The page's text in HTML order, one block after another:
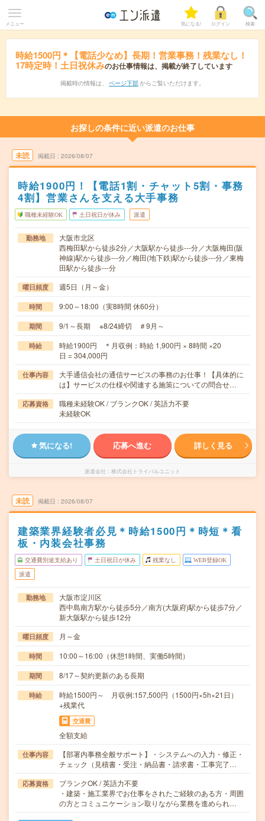
メニュー 気になる! ログイン 検索
時給1500円＊【電話少なめ】長期！営業事務！残業なし！
17時定時！土日祝休みのお仕事情報は、掲載が終了しています
掲載時の情報は、 ページ下部 からご覧いただけます。
お探しの条件に近い派遣のお仕事
未読 掲載日 2026/08/07
時給1900円！【電話1割・チャット5割・事務
4割】営業さんを支える大手事務
職種未経験OK 土日祝日が休み 派遣
勤務地
大阪市北区
西梅田駅から徒歩2分／大阪駅から徒歩---分／大阪梅田(阪
神線)駅から徒歩---分／梅田(地下鉄)駅から徒歩---分／東梅
田駅から徒歩---分
曜日頻度 週5日（月～金）
時間 9:00～18:00（実8時間 休60分）
期間 9/1～長期 ※8/24締切 ＃9月～
時給
時給1900円 ＊月収例：時給 1,900円 × 8時間 ×20
日 = 304,000円
仕事内容
大手通信会社の通信サービスの事務のお仕事！【具体的に
は】サービスの仕様や関連する施策についての問合せ…
応募資格
職種未経験OK / ブランクOK / 英語力不要
未経験OK
気になる! 応募へ進む 詳しく見る
派遣会社 株式会社トライバルユニット
未読 掲載日 2026/08/07
建築業界経験者必見＊時給1500円＊時短＊看
板・内装会社事務
交通費別途支給あり 土日祝日が休み 残業なし WEB登録OK
派遣
勤務地
大阪市淀川区
西中島南方駅から徒歩5分／南方(大阪府)駅から徒歩7分／
新大阪駅から徒歩12分
曜日頻度 月～金
時間 10:00～16:00（休憩1時間、実働5時間）
期間 8/17～契約更新のある長期
時給
時給1500円～ 月収例:157,500円（1500円×5h×21日）
+残業代
交通費
全額支給
仕事内容
【部署内事務全般サポート】・システムへの入力・修正・
チェック（見積書・受注・納品書・請求書・工事完了…
応募資格
ブランクOK / 英語力不要
・建築・施工業界でお仕事をされたご経験のある方・周囲
の方とコミュニケーション取りながら業務を進められ…